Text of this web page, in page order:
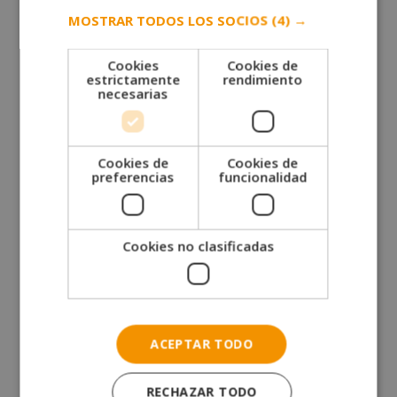
Máster experto en Diseño de Moda + Máster experto
en Costura y Patronaje Industrial
precio
original
era:
1.560,00€.
precio
actual
es:
780,00€.
MOSTRAR TODOS LOS SOCIOS (4) →
Cookies
estrictamente
necesarias
Cookies de
rendimiento
Cookies de
preferencias
Cookies de
funcionalidad
Cookies no clasificadas
ACEPTAR TODO
RECHAZAR TODO